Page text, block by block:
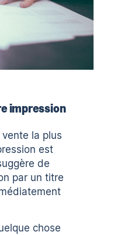
impression
la plus
est
de
par un titre
chose